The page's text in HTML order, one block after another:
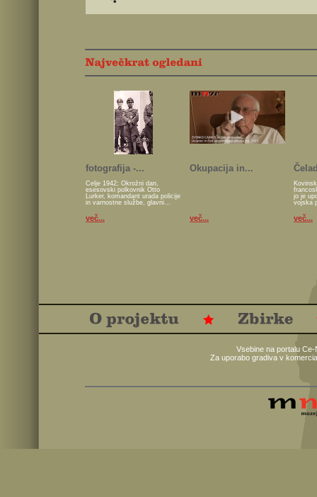
fotografija -...
Celje 1942; Okrožni dan,
esesovski polkovnik Otto
Lurker, komandant urada policije
in varnostne službe, glavni...
več...
Okupacija in...
več...
jo je
vojska
več...
Vsebine na portalu
Za uporabo gradiva v